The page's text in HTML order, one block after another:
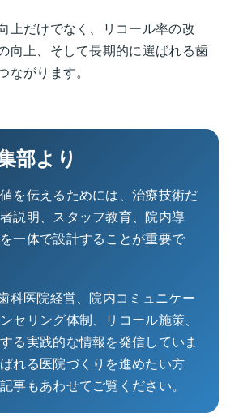
上だけでなく、リコール率の改
向上、そして長期的に選ばれる歯
ながります。
部より
を伝えるためには、治療技術だ
説明、スタッフ教育、院内導
一体で設計することが重要で
科医院経営、院内コミュニケー
セリング体制、リコール施策、
る実践的な情報を発信していま
れる医院づくりを進めたい方
事もあわせてご覧ください。